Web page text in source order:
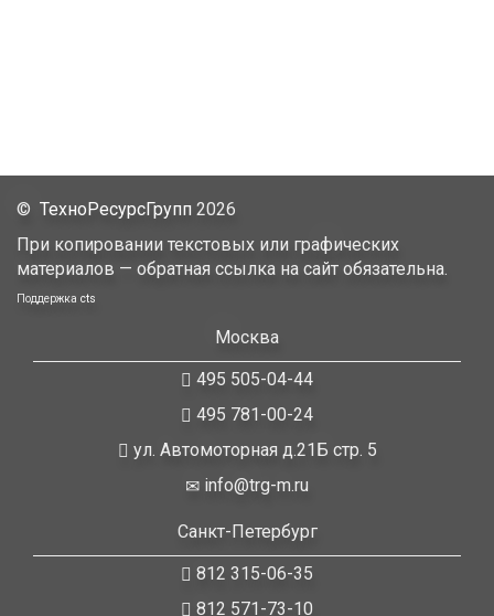
© ТехноРесурсГрупп 2026
При копировании текстовых или графических
материалов — обратная ссылка на сайт обязательна.
Поддержка cts
Москва
495 505-04-44
495 781-00-24
ул. Автомоторная д.21Б стр. 5
info@trg-m.ru
Санкт-Петербург
812 315-06-35
812 571-73-10